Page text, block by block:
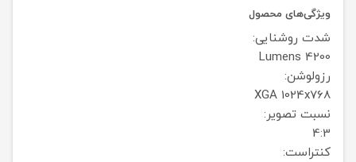
ویژگی‌های محصول
شدت روشنایی:
4200 Lumens
رزولوشن:
XGA 1024x768‎
نسبت تصویر:
4:3
کنتراست: